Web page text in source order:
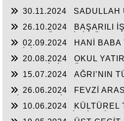
30.11.2024
SADULLAH
26.10.2024
BAŞARILI
02.09.2024
HANİ BABA
20.08.2024
OKUL
YASUBUĞA İLE PORTRE…
15.07.2024
AĞRI’NIN
26.06.2024
FEVZİ
10.06.2024
KÜLTÜREL